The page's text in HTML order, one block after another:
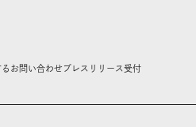
お問い合わせ プレスリリース受付